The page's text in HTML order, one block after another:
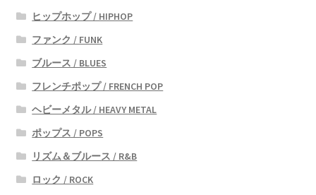
ヒップホップ / HIPHOP
ファンク / FUNK
ブルース / BLUES
フレンチポップ / FRENCH POP
ヘビーメタル / HEAVY METAL
ポップス / POPS
リズム＆ブルース / R&B
ロック / ROCK